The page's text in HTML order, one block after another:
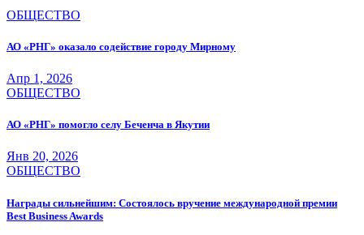
ОБЩЕСТВО
АО «РНГ» оказало содействие городу Мирному
Апр 1, 2026
ОБЩЕСТВО
АО «РНГ» помогло селу Беченча в Якутии
Янв 20, 2026
ОБЩЕСТВО
Награды сильнейшим: Состоялось вручение международной премии
Best Business Awards